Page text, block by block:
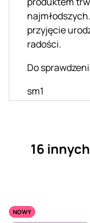
przyjęcie
radości.
Do
sm1
16
NOWY